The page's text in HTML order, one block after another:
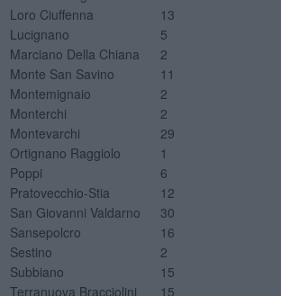
Loro Ciuffenna
13
Lucignano
5
Marciano Della Chiana
2
Monte San Savino
11
Montemignaio
2
Monterchi
2
Montevarchi
29
Ortignano Raggiolo
1
Poppi
6
Pratovecchio-Stia
12
San Giovanni Valdarno
30
Sansepolcro
16
Sestino
2
Subbiano
15
Terranuova Bracciolini
15